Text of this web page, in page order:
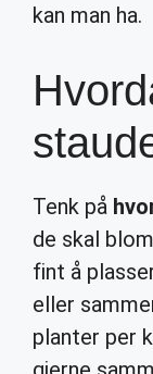
kan man ha.
Tenk på
de skal
fint å
eller
planter per